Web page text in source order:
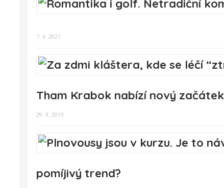
7. 6. 2021
Tham Krabok nabízí nový začátek
29. 9. 2019
pomíjivý trend?